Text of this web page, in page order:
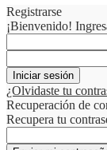
Registrarse
¡Bienvenido!
¿Olvidaste tu
Recuperación de
Recupera tu